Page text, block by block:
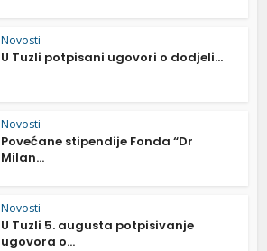
Novosti
U Tuzli potpisani ugovori o dodjeli...
Novosti
Povećane stipendije Fonda “Dr
Milan...
Novosti
U Tuzli 5. augusta potpisivanje
ugovora o...